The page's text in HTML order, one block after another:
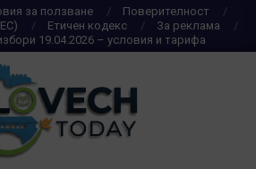
за ползване
Поверителност
Етичен кодекс
За реклама
19.04.2026 – условия и тарифа